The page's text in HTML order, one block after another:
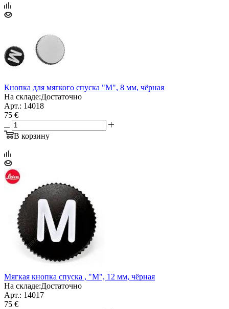
Кнопка для мягкого спуска "М", 8 мм, чёрная
На складе:Достаточно
Арт.: 14018
75 €
В корзину
Мягкая кнопка спуска , "М", 12 мм, чёрная
На складе:Достаточно
Арт.: 14017
75 €